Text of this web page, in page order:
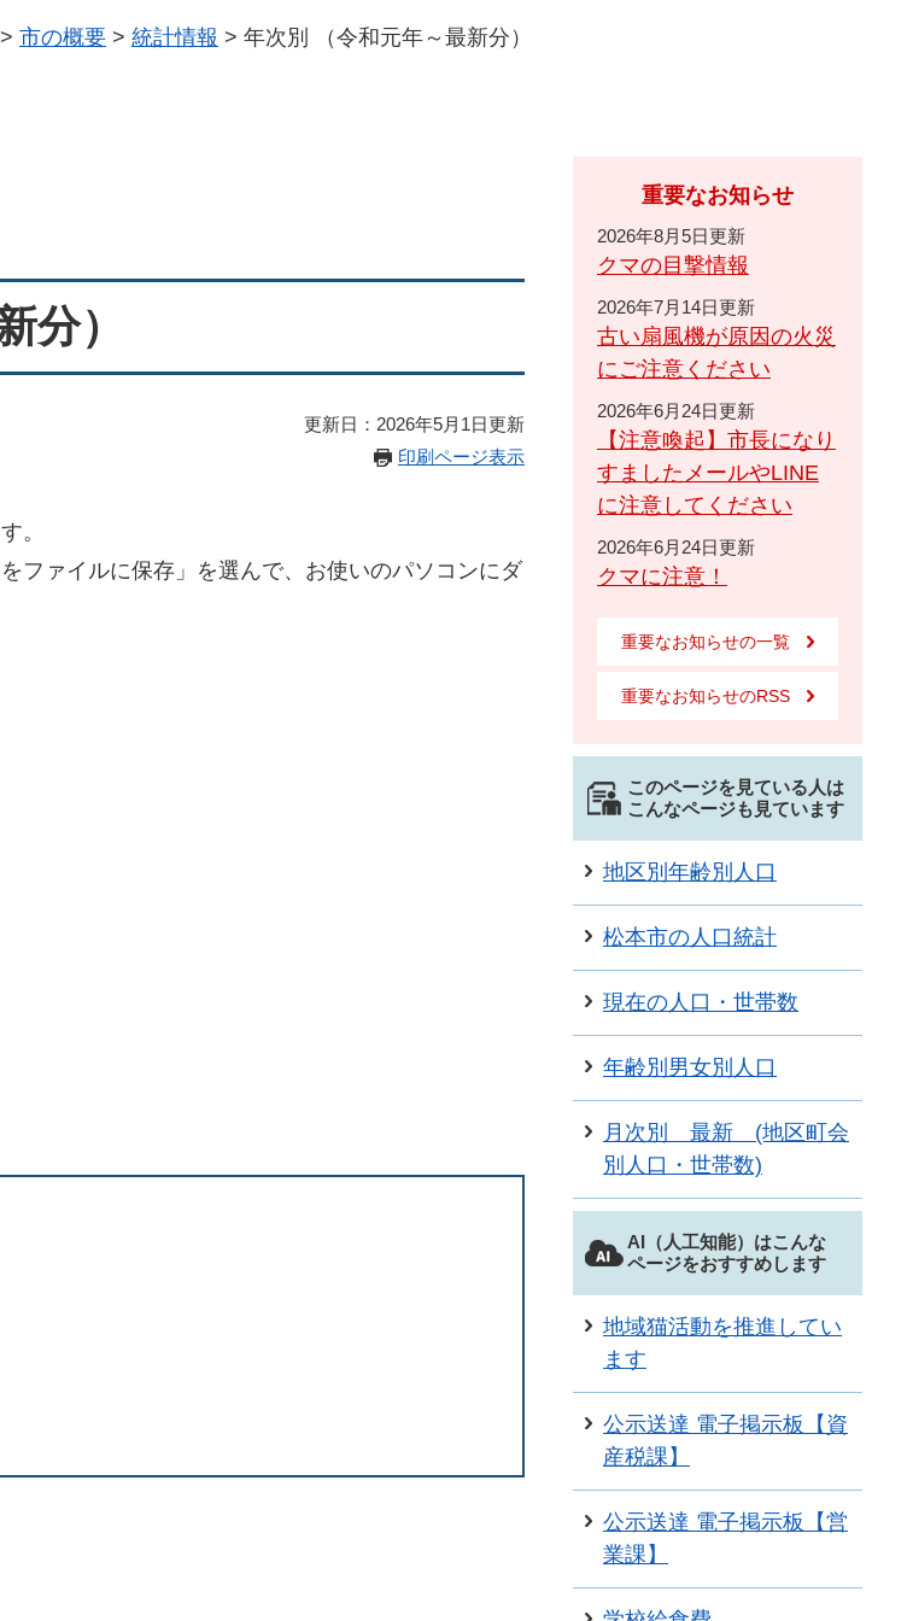
> 市の概要 > 統計情報 > 年次別 （令和元年～最新分）
分）
更新日：2026年5月1日更新
印刷ページ表示
。
ファイルに保存」を選んで、お使いのパソコンにダ
重要なお知らせ
2026年8月5日更新
クマの目撃情報
2026年7月14日更新
古い扇風機が原因の火災
にご注意ください
2026年6月24日更新
【注意喚起】市長になり
すましたメールやLINE
に注意してください
2026年6月24日更新
クマに注意！
重要なお知らせの一覧
重要なお知らせのRSS
このページを見ている人は
こんなページも見ています
地区別年齢別人口
松本市の人口統計
現在の人口・世帯数
年齢別男女別人口
月次別 最新 (地区町会
別人口・世帯数)
AI（人工知能）はこんな
ページをおすすめします
地域猫活動を推進してい
ます
公示送達 電子掲示板【資
産税課】
公示送達 電子掲示板【営
業課】